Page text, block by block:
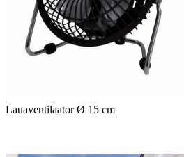
Lauaventilaator Ø 15 cm